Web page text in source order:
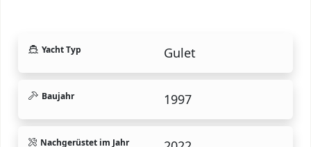
Yacht Typ Gulet
Baujahr 1997
Nachgerüstet im Jahr